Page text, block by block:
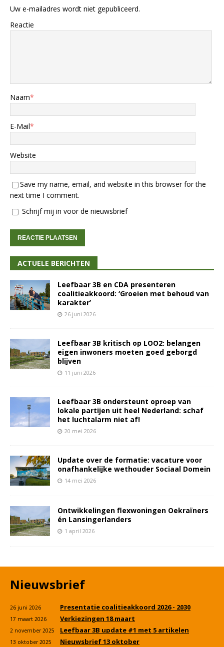
Uw e-mailadres wordt niet gepubliceerd.
Reactie
Naam*
E-Mail*
Website
Save my name, email, and website in this browser for the
next time I comment.
Schrijf mij in voor de nieuwsbrief
ACTUELE BERICHTEN
Leefbaar 3B en CDA presenteren
coalitieakkoord: ‘Groeien met behoud van
karakter’
26 juni 2026
Leefbaar 3B kritisch op LOO2: belangen
eigen inwoners moeten goed geborgd
blijven
11 juni 2026
Leefbaar 3B ondersteunt oproep van
lokale partijen uit heel Nederland: schaf
het luchtalarm niet af!
20 mei 2026
Update over de formatie: vacature voor
onafhankelijke wethouder Sociaal Domein
14 mei 2026
Ontwikkelingen flexwoningen Oekraïners
én Lansingerlanders
1 april 2026
Nieuwsbrief
26 juni 2026 Presentatie coalitieakkoord 2026 - 2030
17 maart 2026 Verkiezingen 18 maart
2 november 2025 Leefbaar 3B update #1 met 5 artikelen
13 oktober 2025 Nieuwsbrief 13 oktober